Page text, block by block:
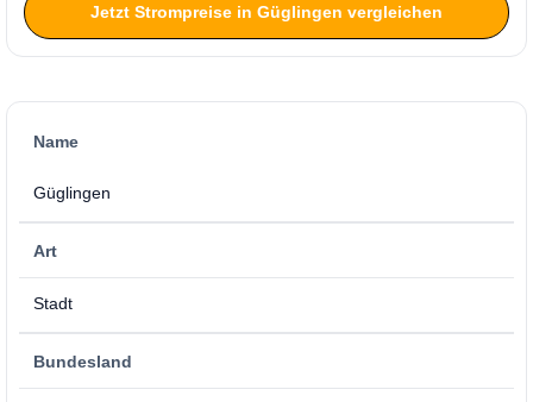
Jetzt Strompreise in Güglingen vergleichen
Name
Güglingen
Art
Stadt
Bundesland